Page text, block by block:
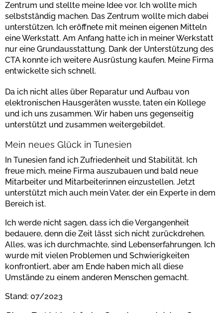
Zentrum und stellte meine Idee vor. Ich wollte mich
selbstständig machen. Das Zentrum wollte mich dabei
unterstützen. Ich eröffnete mit meinen eigenen Mitteln
eine Werkstatt. Am Anfang hatte ich in meiner Werkstatt
nur eine Grundausstattung. Dank der Unterstützung des
CTA konnte ich weitere Ausrüstung kaufen. Meine Firma
entwickelte sich schnell.
Da ich nicht alles über Reparatur und Aufbau von
elektronischen Hausgeräten wusste, taten ein Kollege
und ich uns zusammen. Wir haben uns gegenseitig
unterstützt und zusammen weitergebildet.
Mein neues Glück in Tunesien
In Tunesien fand ich Zufriedenheit und Stabilität. Ich
freue mich, meine Firma auszubauen und bald neue
Mitarbeiter und Mitarbeiterinnen einzustellen. Jetzt
unterstützt mich auch mein Vater, der ein Experte in dem
Bereich ist.
Ich werde nicht sagen, dass ich die Vergangenheit
bedauere, denn die Zeit lässt sich nicht zurückdrehen.
Alles, was ich durchmachte, sind Lebenserfahrungen. Ich
wurde mit vielen Problemen und Schwierigkeiten
konfrontiert, aber am Ende haben mich all diese
Umstände zu einem anderen Menschen gemacht.
Stand: 07/2023